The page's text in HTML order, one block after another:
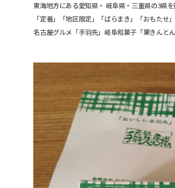
東海地方にある愛知県・ 岐阜県・三重県の3県
「定番」「地区限定」「ばらまき」「おもた
名古屋グルメ「手羽先」岐阜和菓子「栗きんと